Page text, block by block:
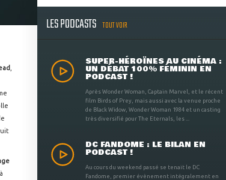
LES PODCASTS TOUT VOIR
SUPER-HÉROÏNES AU CINÉMA :
UN DÉBAT 100% FÉMININ EN
PODCAST !
Après Wonder Woman, Captain Marvel, et le récent
film Birds of Prey, mais aussi avec la venue proche
de Black Widow, Wonder Woman 1984 et un casting
très diversifié pour The Eternals, les ...
DC FANDOME : LE BILAN EN
PODCAST !
Au cours du weekend passé se tenait le DC
Fandome, premier évènement intégralement en